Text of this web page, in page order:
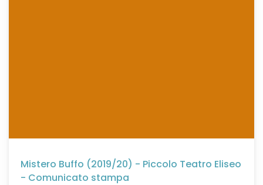
Mistero Buffo (2019/20) - Piccolo Teatro Eliseo
- Comunicato stampa